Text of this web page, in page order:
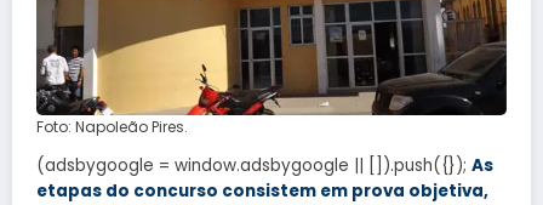
Foto: Napoleão Pires.
(adsbygoogle = window.adsbygoogle || []).push({}); As
etapas do concurso consistem em prova objetiva,